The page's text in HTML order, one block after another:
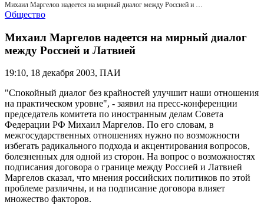
Михаил Маргелов надеется на мирный диалог между Россией и Латвией
Общество
Михаил Маргелов надеется на мирный диалог
между Россией и Латвией
19:10, 18 декабря 2003, ПАИ
"Спокойный диалог без крайностей улучшит наши отношения
на практическом уровне", - заявил на пресс-конференции
председатель комитета по иностранным делам Совета
Федерации РФ Михаил Маргелов. По его словам, в
межгосударственных отношениях нужно по возможности
избегать радикального подхода и акцентирования вопросов,
болезненных для одной из сторон. На вопрос о возможностях
подписания договора о границе между Россией и Латвией
Маргелов сказал, что мнения российских политиков по этой
проблеме различны, и на подписание договора влияет
множество факторов.